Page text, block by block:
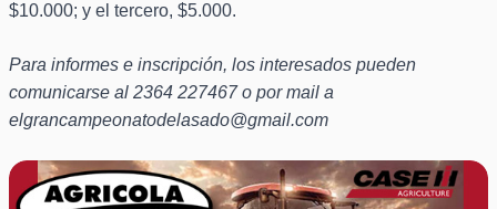
$10.000; y el tercero, $5.000.
Para informes e inscripción, los interesados pueden
comunicarse al 2364 227467 o por mail a
elgrancampeonatodelasado@gmail.com